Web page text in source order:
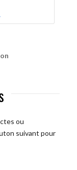
ou
suivant pour